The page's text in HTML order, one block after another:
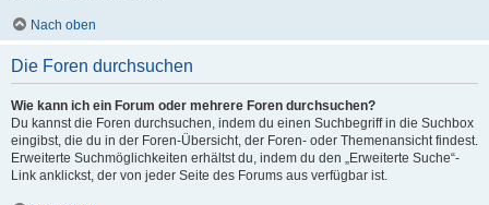
Nach oben
Die Foren durchsuchen
Wie kann ich ein Forum oder mehrere Foren durchsuchen?
Du kannst die Foren durchsuchen, indem du einen Suchbegriff in die Suchbox
eingibst, die du in der Foren-Übersicht, der Foren- oder Themenansicht findest.
Erweiterte Suchmöglichkeiten erhältst du, indem du den „Erweiterte Suche“-
Link anklickst, der von jeder Seite des Forums aus verfügbar ist.